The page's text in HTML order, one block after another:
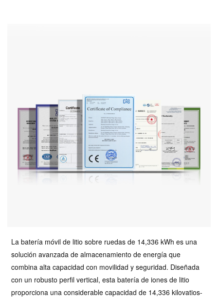
La batería móvil de litio sobre ruedas de 14,336 kWh es una
solución avanzada de almacenamiento de energía que
combina alta capacidad con movilidad y seguridad. Diseñada
con un robusto perfil vertical, esta batería de iones de litio
proporciona una considerable capacidad de 14,336 kilovatios-